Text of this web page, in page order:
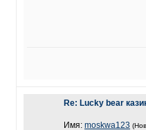
Re: Lucky bear
Имя: moskwa123